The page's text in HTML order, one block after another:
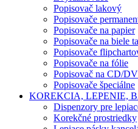
Popisovač lakový
Popisovače
Popisovače na papier
Popisovače na biele
Popisovače
Popisovače na fólie
Popisovač na CD/
Popisovače špeciálne
KOREKCIA, LEPENIE,
Dispenzory pre
Korekčné prostriedky